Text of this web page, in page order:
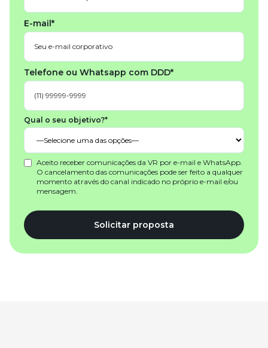
E-mail*
Telefone ou Whatsapp com DDD*
Qual o seu objetivo?*
Aceito receber comunicações da VR por e-mail e WhatsApp.
O cancelamento das comunicações pode ser feito a qualquer
momento através do canal indicado no próprio e-mail e/ou
mensagem.
Solicitar proposta